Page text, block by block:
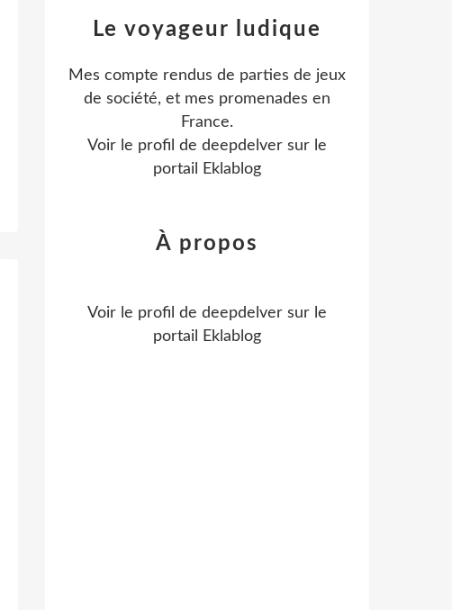
Le voyageur ludique
Mes compte rendus de parties de jeux
de société, et mes promenades en
France.
Voir le profil de deepdelver sur le
portail Eklablog
À propos
Voir le profil de deepdelver sur le
portail Eklablog